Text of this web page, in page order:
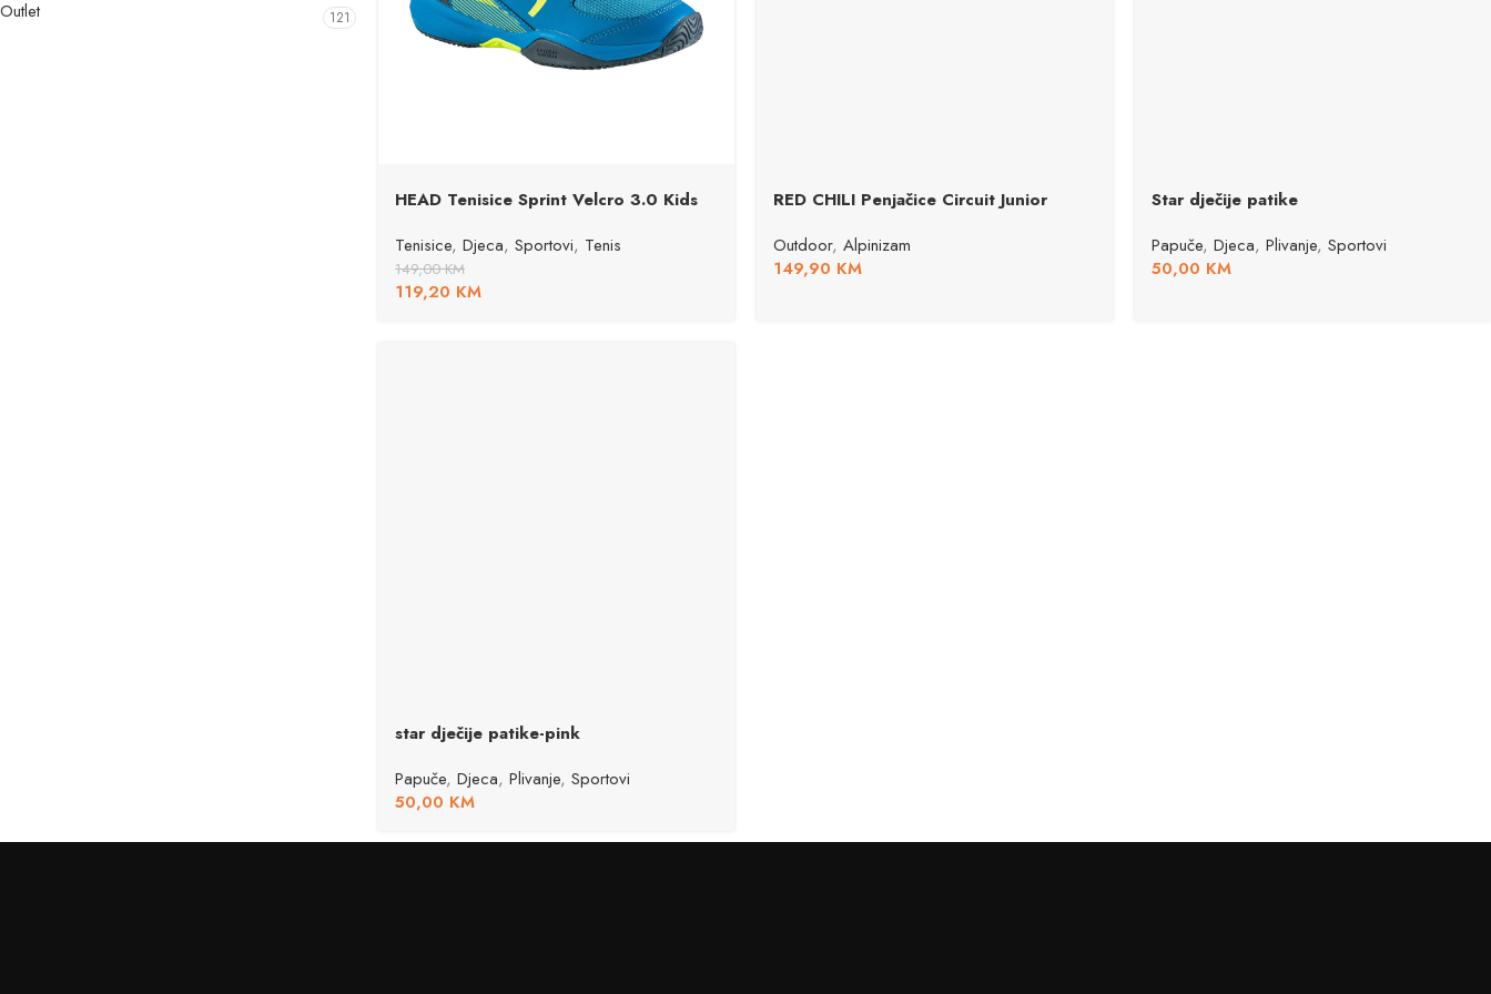
Outlet 121
HEAD Tenisice Sprint Velcro 3.0 Kids
Tenisice, Djeca, Sportovi, Tenis
149,00KM
119,20 KM
RED CHILI Penjačice Circuit Junior
Outdoor, Alpinizam
149,90 KM
Star dječije patike
Papuče, Djeca, Plivanje, Sportovi
50,00 KM
star dječije patike-pink
Papuče, Djeca, Plivanje, Sportovi
50,00 KM